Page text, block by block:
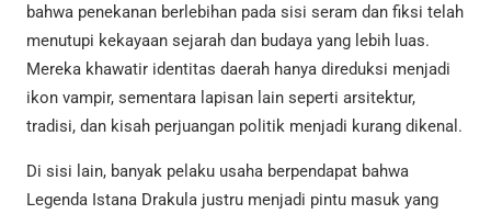
bahwa penekanan berlebihan pada sisi seram dan fiksi telah
menutupi kekayaan sejarah dan budaya yang lebih luas.
Mereka khawatir identitas daerah hanya direduksi menjadi
ikon vampir, sementara lapisan lain seperti arsitektur,
tradisi, dan kisah perjuangan politik menjadi kurang dikenal.
Di sisi lain, banyak pelaku usaha berpendapat bahwa
Legenda Istana Drakula justru menjadi pintu masuk yang